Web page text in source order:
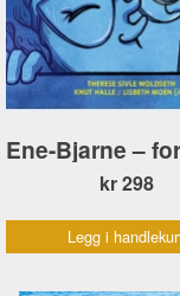
kr 298
Legg i